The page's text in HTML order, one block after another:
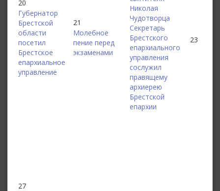
20
Губернатор
Брестской
области
посетил
Брестское
епархиальное
управление
21
Молебное
пение перед
экзаменами
Николая
Чудотворца
Секретарь
Брестского
епархиального
управления
сослужил
правящему
архиерею
Брестской
епархии
23
27